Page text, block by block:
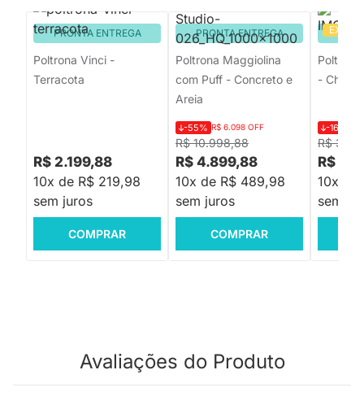
PRONTA ENTREGA
Poltrona Vinci -
Terracota
R$ 2.199,88
10x de R$ 219,98
sem juros
COMPRAR
PRONTA ENTREGA
Poltrona Maggiolina
com Puff - Concreto e
Areia
R$ 10.998,88
-55% R$ 6.098 OFF
R$ 4.899,88
10x de R$ 489,98
sem juros
COMPRAR
-
R$
-16%
R$
10x de
sem
Avaliações do Produto